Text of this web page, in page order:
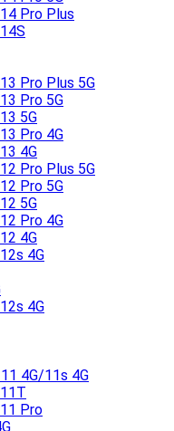
Pro Plus
Pro Plus 5G
Pro 5G
5G
Pro 4G
4G
Pro Plus 5G
Pro 5G
5G
Pro 4G
4G
4G
4G
4G/11s 4G
Pro